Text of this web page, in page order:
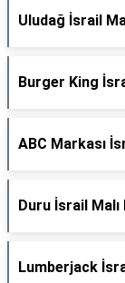
Uludağ İsrail
Burger King
ABC Markası
Duru İsrail
Lumberjack